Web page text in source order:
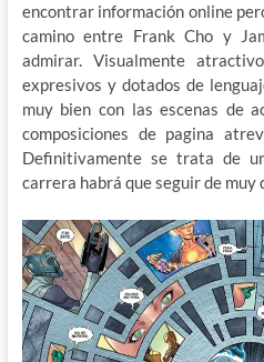
encontrar información online
camino entre Frank Cho y
admirar. Visualmente
expresivos y dotados de
muy bien con las escenas de
composiciones de pagina
Definitivamente se trata de
carrera habrá que seguir de muy